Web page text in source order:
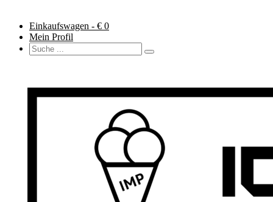
Einkaufswagen - € 0
Mein Profil